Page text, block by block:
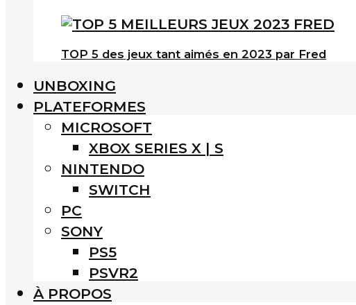
TOP 5 des jeux tant aimés en 2023 par Fred
UNBOXING
PLATEFORMES
MICROSOFT
XBOX SERIES X | S
NINTENDO
SWITCH
PC
SONY
PS5
PSVR2
À PROPOS